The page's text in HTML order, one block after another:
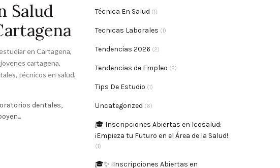
Salud
en Cartagena,
jovenes cartagena,
, técnicos en salud,
dentales,
Técnica En Salud (1)
Tecnicas Laborales (1)
Tendencias 2026 (2)
Tendencias de Empleo (2)
Tips De Estudio (1)
Uncategorized (6)
🎓 Inscripciones Abiertas en Icosalud:
¡Empieza tu Futuro en el Área de la Salud!
(1)
🎓✨ ¡Inscripciones Abiertas en